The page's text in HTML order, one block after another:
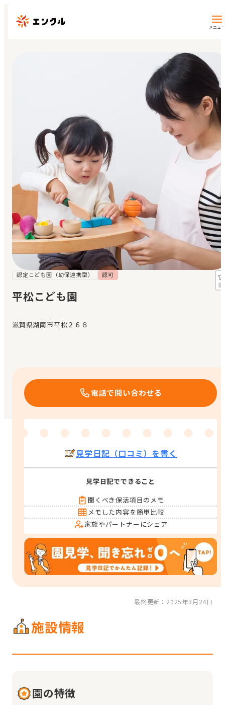
メニュー
地域から探す
マイページ
閲覧履歴
お気に入り
見学日記
メッセージ
おすすめの園
エンクルの特徴と活用方法
認定こども園（幼保連携型） 認可
平松こども園
滋賀県湖南市平松２６８
電話で問い合わせる
見学日記（口コミ）を書く
見学日記でできること
聞くべき保活項目のメモ
メモした内容を簡単比較
家族やパートナーにシェア
最終更新：2025年3月24日
施設情報
園の特徴